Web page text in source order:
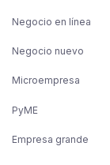
Negocio en línea
Negocio nuevo
Microempresa
PyME
Empresa grande